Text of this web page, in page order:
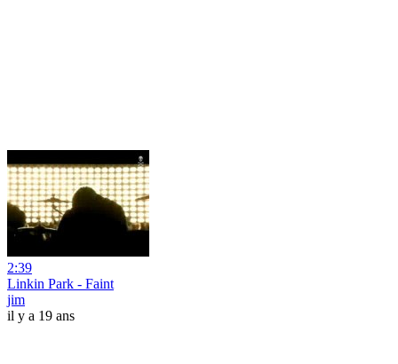
2:39
Linkin Park - Faint
jim
il y a 19 ans